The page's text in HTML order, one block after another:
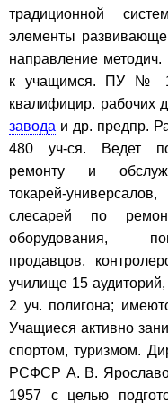
традиционной
элементы
направление
к учащимся. ПУ №
квалифицир. рабочих
завода и др. предпр.
480 уч-ся. Ведет
ремонту и
токарей-
слесарей по
оборудования,
продавцов,
училище 15
2 уч. полигона;
Учащиеся активно
спортом, туризмом.
РСФСР А. В.
1957 с целью